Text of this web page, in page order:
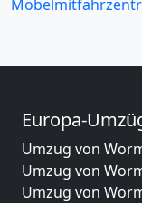
Europa-
Umzug von
Umzug von
Umzug von